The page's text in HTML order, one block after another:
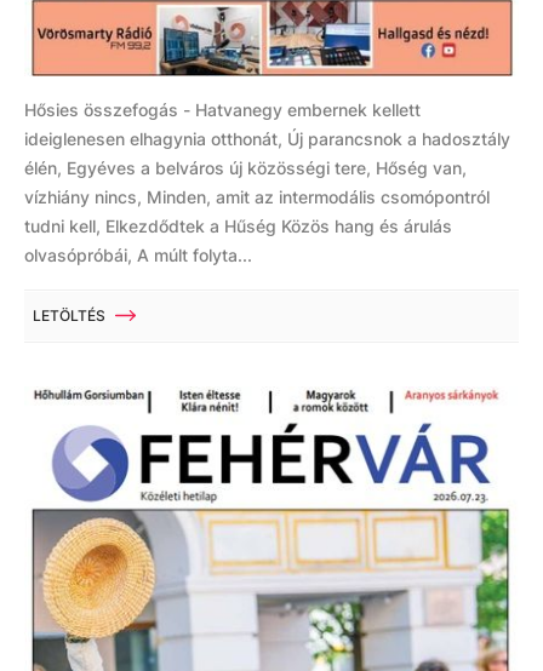
Hősies összefogás - Hatvanegy embernek kellett
ideiglenesen elhagynia otthonát, Új parancsnok a hadosztály
élén, Egyéves a belváros új közösségi tere, Hőség van,
vízhiány nincs, Minden, amit az intermodális csomópontról
tudni kell, Elkezdődtek a Hűség Közös hang és árulás
olvasópróbái, A múlt folyta...
LETÖLTÉS